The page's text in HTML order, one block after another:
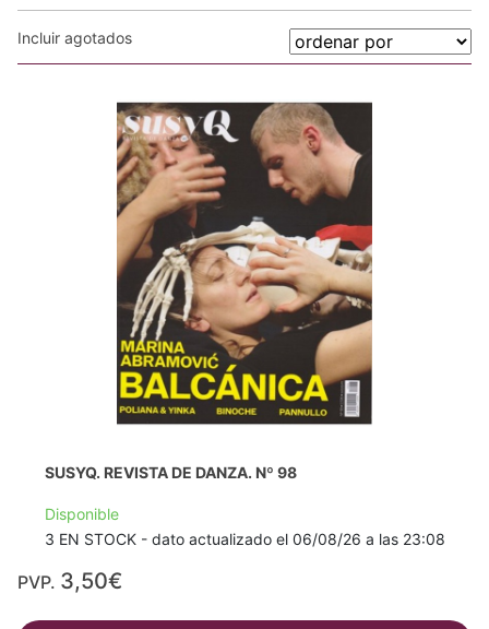
Incluir agotados
SUSYQ. REVISTA DE DANZA. Nº 98
Disponible
3 EN STOCK - dato actualizado el 06/08/26 a las 23:08
PVP. 3,50€